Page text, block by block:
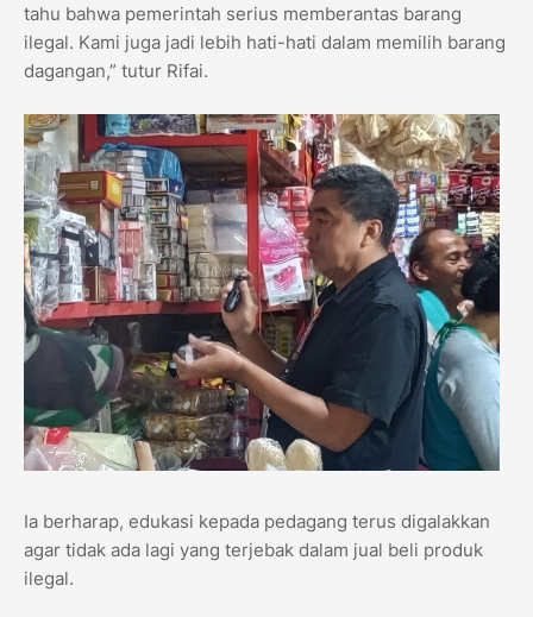
tahu bahwa pemerintah serius memberantas barang
ilegal. Kami juga jadi lebih hati-hati dalam memilih barang
dagangan,” tutur Rifai.
Ia berharap, edukasi kepada pedagang terus digalakkan
agar tidak ada lagi yang terjebak dalam jual beli produk
ilegal.